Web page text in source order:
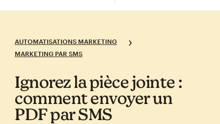
AUTOMATISATIONS MARKETING
MARKETING PAR SMS
Ignorez la pièce jointe :
comment envoyer un
PDF par SMS